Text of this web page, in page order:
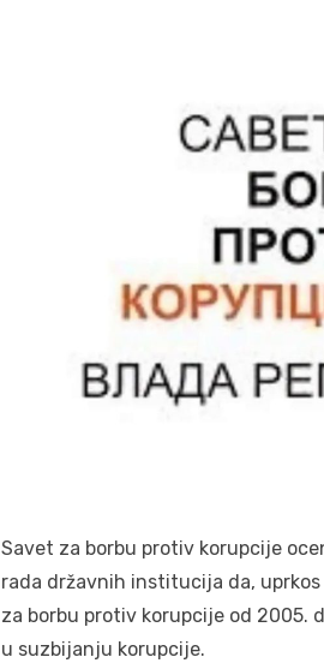
Savet za borbu protiv korupcije
rada državnih institucija da,
za borbu protiv korupcije od 2005.
u suzbijanju korupcije.